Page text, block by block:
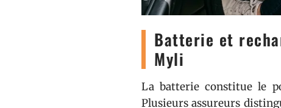
Batterie et
Myli
La batterie constitue le
Plusieurs assureurs